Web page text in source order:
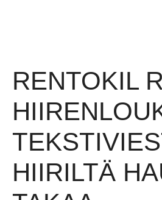
RENTOKIL
HIIRILTÄ